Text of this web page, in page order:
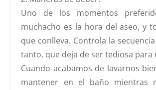
Uno de los momentos
muchacho es la hora del aseo, y
que conlleva. Controla la
tanto, que deja de ser tediosa para
Cuando acabamos de lavarnos
mantener en el baño mientras